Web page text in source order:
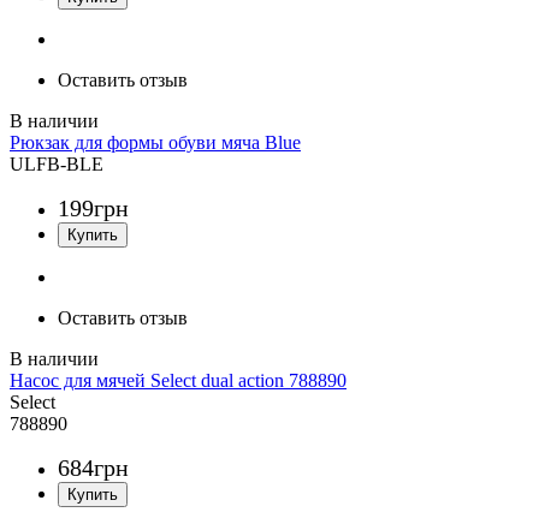
Оставить отзыв
Рюкзак для формы обуви мяча Blue
ULFB-BLE
199грн
Оставить отзыв
Насос для мячей Select dual action 788890
Select
788890
684грн